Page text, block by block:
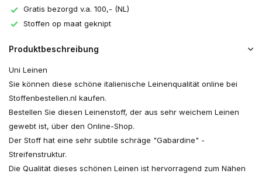
Gratis bezorgd v.a. 100,- (NL)
Stoffen op maat geknipt
Produktbeschreibung
Uni Leinen
Sie können diese schöne italienische Leinenqualität online bei
Stoffenbestellen.nl kaufen.
Bestellen Sie diesen Leinenstoff, der aus sehr weichem Leinen
gewebt ist, über den Online-Shop.
Der Stoff hat eine sehr subtile schräge "Gabardine" -
Streifenstruktur.
Die Qualität dieses schönen Leinen ist hervorragend zum Nähen